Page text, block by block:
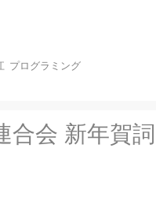
プログラミング
合会 新年賀詞